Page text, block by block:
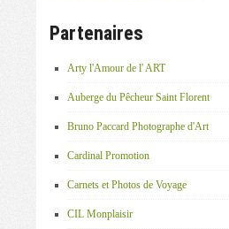
Partenaires
Arty l'Amour de l' ART
Auberge du Pêcheur Saint Florent
Bruno Paccard Photographe d'Art
Cardinal Promotion
Carnets et Photos de Voyage
CIL Monplaisir